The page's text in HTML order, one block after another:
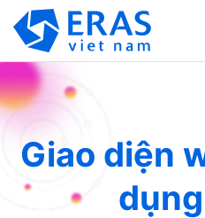
qua
dung
Giao diện